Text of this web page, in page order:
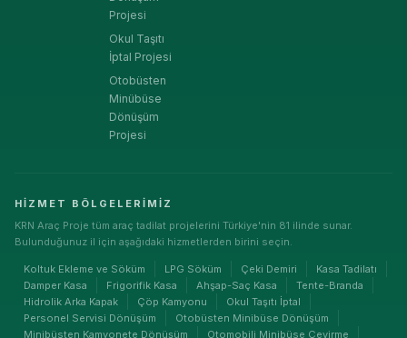
Projesi
Okul Taşıtı
İptal Projesi
Otobüsten
Minübüse
Dönüşüm
Projesi
HIZMET BÖLGELERIMIZ
KRN Araç Proje tüm araç tadilat projelerini Türkiye'nin 81 ilinde sunar.
Bulunduğunuz il için aşağıdaki hizmetlerden birini seçin.
Koltuk Ekleme ve Söküm LPG Söküm Çeki Demiri
Kasa Tadilatı
Damper Kasa
Frigorifik Kasa Ahşap-Saç Kasa
Tente-Branda
Hidrolik Arka Kapak
Çöp Kamyonu
Okul Taşıtı İptal
Personel Servisi Dönüşüm
Otobüsten Minibüse Dönüşüm
Minibüsten Kamyonete Dönüşüm
Otomobili Minibüse Çevirme